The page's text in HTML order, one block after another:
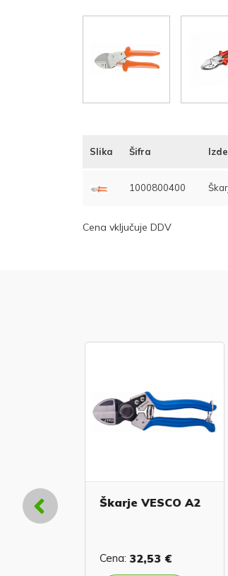
Slika Šifra
1000800400
Cena vključuje DDV
Škarje VESCO A2
Cena: 32,53 €